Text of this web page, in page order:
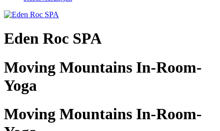
Eden Roc SPA
Moving Mountains In-Room-
Yoga
Moving Mountains In-Room-